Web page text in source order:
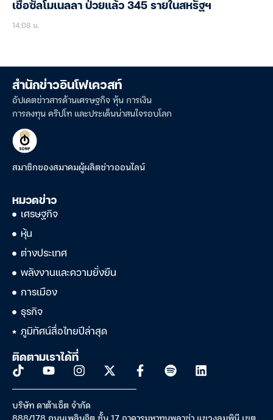
เชื้อซัลโมเนลลา ป่วยแล้ว 345 รายในสหรัฐฯ
14:08 น.
สำนักข่าวอินโฟเควสท์
อัปเดตข่าวสารด้านเศรษฐกิจ หุ้น การเงิน
การลงทุน คริปโท และประเด็นน่าสนใจรอบโลก
สมาชิกของสมาคมผู้ผลิตข่าวออนไลน์
หมวดข่าว
เศรษฐกิจ
หุ้น
ต่างประเทศ
พลังงานและความยั่งยืน
การเมือง
ธุรกิจ
ภูมิทัศน์สื่อไทยปีล่าสุด
ติดตามเราได้ที่
บริษัท ดาต้าเซ็ต จำกัด